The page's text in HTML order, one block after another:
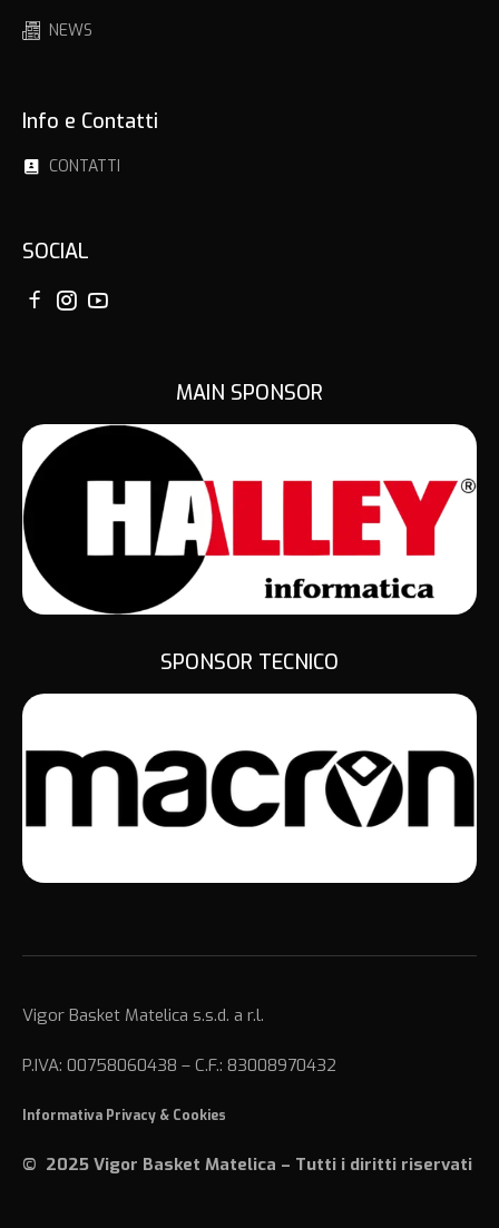
NEWS
Info e Contatti
CONTATTI
SOCIAL
MAIN SPONSOR
SPONSOR TECNICO
Vigor Basket Matelica s.s.d. a r.l.
P.IVA: 00758060438 – C.F.: 83008970432
Informativa Privacy & Cookies
© 2025 Vigor Basket Matelica – Tutti i diritti riservati